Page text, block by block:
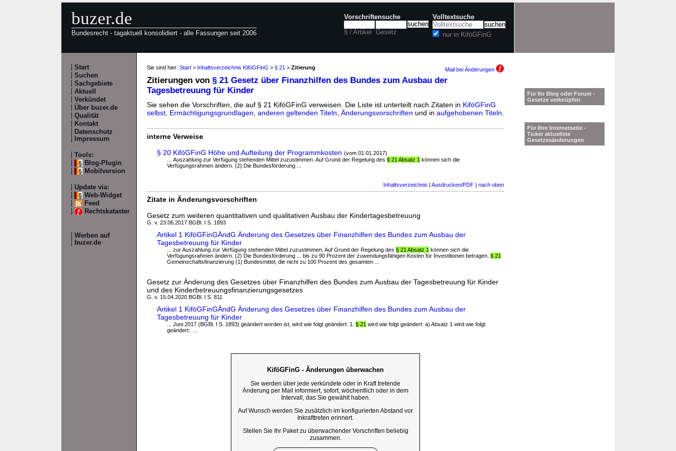
buzer.de
Bundesrecht - tagaktuell konsolidiert - alle Fassungen seit 2006
Vorschriftensuche
§ / Artikel Gesetz
Volltextsuche
nur in KiföGFinG
Start
Suchen
Sachgebiete
Aktuell
Verkündet
Über buzer.de
Qualität
Kontakt
Datenschutz
Impressum
Tools:
Blog-Plugin
Mobilversion
Update via:
Web-Widget
Feed
Rechtskataster
Werben auf
buzer.de
Sie sind hier: Start > Inhaltsverzeichnis KiföGFinG > § 21 > Zitierung Mail bei Änderungen
Zitierungen von § 21 Gesetz über Finanzhilfen des Bundes zum Ausbau der
Tagesbetreuung für Kinder
Sie sehen die Vorschriften, die auf § 21 KiföGFinG verweisen. Die Liste ist unterteilt nach Zitaten in KiföGFinG
selbst Ermächtigungsgrundlagen anderen geltenden Titeln Änderungsvorschriften und in aufgehobenen Titeln
interne Verweise
§ 20 KiföGFinG Höhe und Aufteilung der Programmkosten (vom 01.01.2017)
... Auszahlung zur Verfügung stehenden Mittel zuzustimmen. Auf Grund der Regelung des § 21 Absatz 1 können sich die
Verfügungsrahmen ändern. (2) Die Bundesförderung ...
Inhaltsverzeichnis | Ausdrucken/PDF | nach oben
Zitate in Änderungsvorschriften
Gesetz zum weiteren quantitativen und qualitativen Ausbau der Kindertagesbetreuung
G. v. 23.06.2017 BGBl. I S. 1893
Artikel 1 KiföGFinGÄndG Änderung des Gesetzes über Finanzhilfen des Bundes zum Ausbau der
Tagesbetreuung für Kinder
... zur Auszahlung zur Verfügung stehenden Mittel zuzustimmen. Auf Grund der Regelung des § 21 Absatz 1 können sich die
Verfügungsrahmen ändern. (2) Die Bundesförderung ... bis zu 90 Prozent der zuwendungsfähigen Kosten für Investitionen betragen. § 21
Gemeinschaftsfinanzierung (1) Bundesmittel, die nicht zu 100 Prozent des gesamten ...
Gesetz zur Änderung des Gesetzes über Finanzhilfen des Bundes zum Ausbau der Tagesbetreuung für Kinder
und des Kinderbetreuungsfinanzierungsgesetzes
G. v. 15.04.2020 BGBl. I S. 811
Artikel 1 KiföGFinGÄndG Änderung des Gesetzes über Finanzhilfen des Bundes zum Ausbau der
Tagesbetreuung für Kinder
... Juni 2017 (BGBl. I S. 1893) geändert worden ist, wird wie folgt geändert: 1. § 21 wird wie folgt geändert: a) Absatz 1 wird wie folgt
geändert: ...
KiföGFinG - Änderungen überwachen
Sie werden über jede verkündete oder in Kraft tretende
Änderung per Mail informiert, sofort, wöchentlich oder in dem
Intervall, das Sie gewählt haben.
Auf Wunsch werden Sie zusätzlich im konfigurierten Abstand vor
Inkrafttreten erinnert.
Stellen Sie Ihr Paket zu überwachender Vorschriften beliebig
zusammen.
Für Ihr Blog oder Forum -
Gesetze verknüpfen
Für Ihre Internetseite -
Ticker aktuellste
Gesetzesänderungen